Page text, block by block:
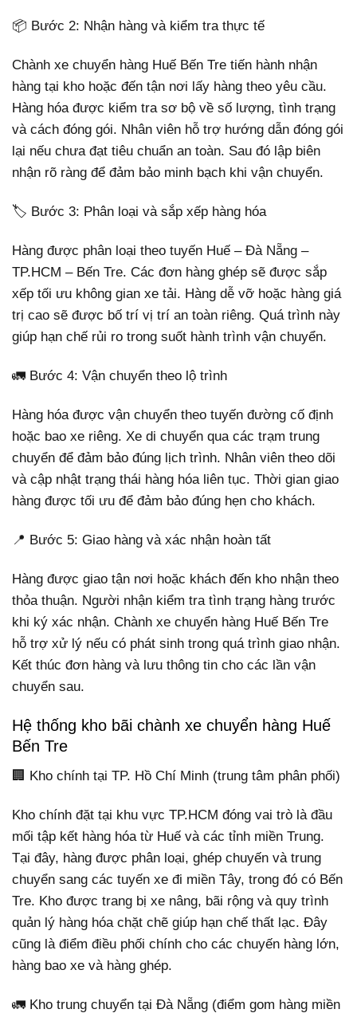
📦 Bước 2: Nhận hàng và kiểm tra thực tế
Chành xe chuyển hàng Huế Bến Tre tiến hành nhận
hàng tại kho hoặc đến tận nơi lấy hàng theo yêu cầu.
Hàng hóa được kiểm tra sơ bộ về số lượng, tình trạng
và cách đóng gói. Nhân viên hỗ trợ hướng dẫn đóng gói
lại nếu chưa đạt tiêu chuẩn an toàn. Sau đó lập biên
nhận rõ ràng để đảm bảo minh bạch khi vận chuyển.
🏷️ Bước 3: Phân loại và sắp xếp hàng hóa
Hàng được phân loại theo tuyến Huế – Đà Nẵng –
TP.HCM – Bến Tre. Các đơn hàng ghép sẽ được sắp
xếp tối ưu không gian xe tải. Hàng dễ vỡ hoặc hàng giá
trị cao sẽ được bố trí vị trí an toàn riêng. Quá trình này
giúp hạn chế rủi ro trong suốt hành trình vận chuyển.
🚛 Bước 4: Vận chuyển theo lộ trình
Hàng hóa được vận chuyển theo tuyến đường cố định
hoặc bao xe riêng. Xe di chuyển qua các trạm trung
chuyển để đảm bảo đúng lịch trình. Nhân viên theo dõi
và cập nhật trạng thái hàng hóa liên tục. Thời gian giao
hàng được tối ưu để đảm bảo đúng hẹn cho khách.
📍 Bước 5: Giao hàng và xác nhận hoàn tất
Hàng được giao tận nơi hoặc khách đến kho nhận theo
thỏa thuận. Người nhận kiểm tra tình trạng hàng trước
khi ký xác nhận. Chành xe chuyển hàng Huế Bến Tre
hỗ trợ xử lý nếu có phát sinh trong quá trình giao nhận.
Kết thúc đơn hàng và lưu thông tin cho các lần vận
chuyển sau.
Hệ thống kho bãi chành xe chuyển hàng Huế
Bến Tre
🏢 Kho chính tại TP. Hồ Chí Minh (trung tâm phân phối)
Kho chính đặt tại khu vực TP.HCM đóng vai trò là đầu
mối tập kết hàng hóa từ Huế và các tỉnh miền Trung.
Tại đây, hàng được phân loại, ghép chuyến và trung
chuyển sang các tuyến xe đi miền Tây, trong đó có Bến
Tre. Kho được trang bị xe nâng, bãi rộng và quy trình
quản lý hàng hóa chặt chẽ giúp hạn chế thất lạc. Đây
cũng là điểm điều phối chính cho các chuyến hàng lớn,
hàng bao xe và hàng ghép.
🚛 Kho trung chuyển tại Đà Nẵng (điểm gom hàng miền